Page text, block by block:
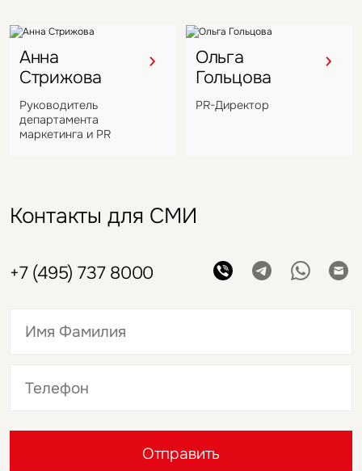
Анна
Стрижова
Руководитель
департамента
маркетинга и PR
Ольга
Гольцова
PR-Директор
Контакты для СМИ
+7 (495) 737 8000
Отправить